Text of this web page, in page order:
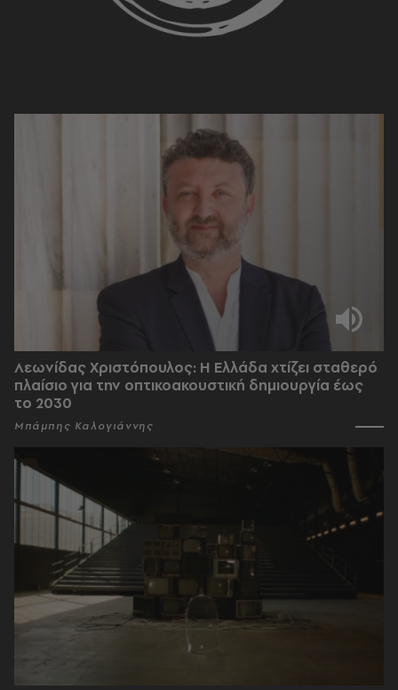
Λεωνίδας Χριστόπουλος: Η Ελλάδα χτίζει σταθερό
πλαίσιο για την οπτικοακουστική δημιουργία έως
το 2030
Μπάμπης Καλογιάννης